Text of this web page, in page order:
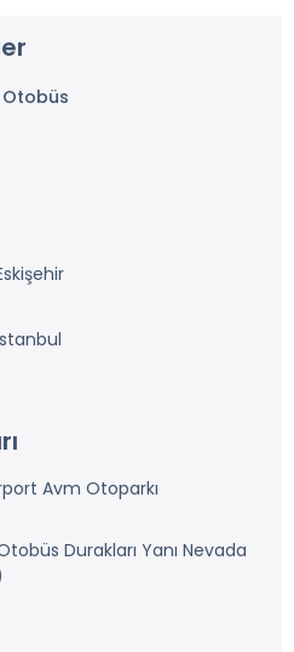
Otobüs
Avm Otoparkı
Durakları Yanı Nevada